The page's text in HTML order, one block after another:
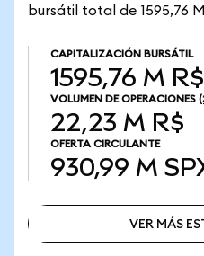
bursátil total de 1595,76
CAPITALIZACIÓN BURSÁTIL
1595,76 M R$
VOLUMEN DE OPERACIONES
22,23 M R$
OFERTA CIRCULANTE
930,99 M
VER MÁS